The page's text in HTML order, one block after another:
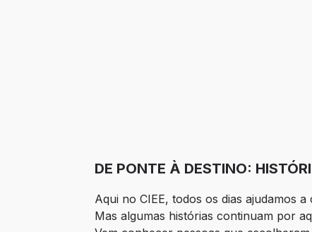
DE PONTE À DESTINO:
Aqui no CIEE, todos os dias ajudamos
Mas algumas histórias continuam por